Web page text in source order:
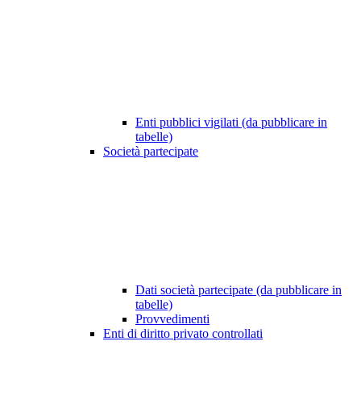
Enti pubblici vigilati (da pubblicare in
tabelle)
Società partecipate
Dati società partecipate (da pubblicare in
tabelle)
Provvedimenti
Enti di diritto privato controllati